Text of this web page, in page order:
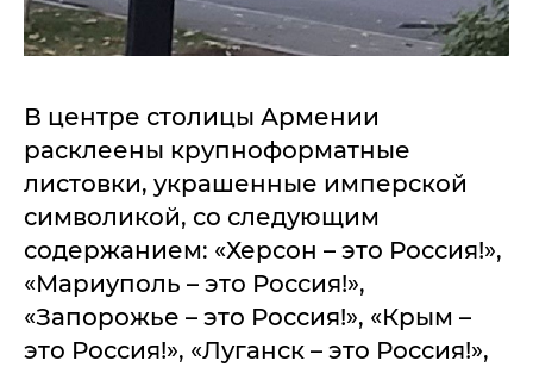
В центре столицы Армении
расклеены крупноформатные
листовки, украшенные имперской
символикой, со следующим
содержанием: «Херсон – это Россия!»,
«Мариуполь – это Россия!»,
«Запорожье – это Россия!», «Крым –
это Россия!», «Луганск – это Россия!»,